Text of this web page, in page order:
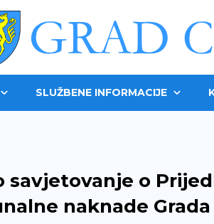
SLUŽBENE INFORMACIJE
savjetovanje o
naknade Grada